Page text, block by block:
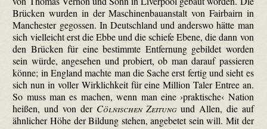
Brücken wurden in der Maschinenbauanstalt von Fairbairn in
Manchester gegossen. In Deutschland und anderswo hätte man
sich vielleicht erst die Ebbe und die schiefe Ebene, die dann von
den Brücken für eine bestimmte Entfernung gebildet worden
sein würde, angesehen und probiert, ob man darauf passieren
könne; in England machte man die Sache erst fertig und sieht es
sich nun in voller Wirklichkeit für eine Million Taler Entree an.
So muss man es machen, wenn man eine ›praktische‹ Nation
heißen, und von der Cölnischen Zeitung und Allen, die auf
ähnlicher Höhe der Bildung stehen, angebetet sein will. Mit der